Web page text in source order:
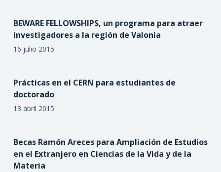
BEWARE FELLOWSHIPS, un programa para atraer
investigadores a la región de Valonia
16 julio 2015
Prácticas en el CERN para estudiantes de
doctorado
13 abril 2015
Becas Ramón Areces para Ampliación de Estudios
en el Extranjero en Ciencias de la Vida y de la
Materia